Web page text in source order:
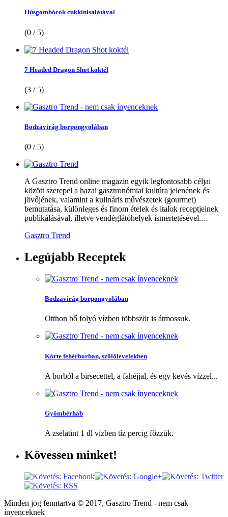
Húsgombócok cukkínisalátával
(0 / 5)
7 Headed Dragon Shot koktél
(3 / 5)
Bodzavirág borpongyolában
(0 / 5)
A Gasztro Trend online magazin egyik legfontosabb céljai
között szerepel a hazai gasztronómiai kultúra jelenének és
jövőjének, valamint a kulináris művészetek (gourmet)
bemutatása, különleges és finom ételek és italok receptjeinek
publikálásával, illetve vendéglátóhelyek ismertetésével....
Gasztro Trend
Legújabb Receptek
Bodzavirág borpongyolában
Otthon bő folyó vízben többször is átmossuk.
Körte fehérborban, szőlőlevelekben
A borból a birsecettel, a fahéjjal, és egy kevés vízzel...
Gyömbérhab
A zselatint 1 dl vízben tíz percig főzzük.
Kövessen minket!
Minden jog fenntartva © 2017, Gasztro Trend - nem csak
ínyenceknek